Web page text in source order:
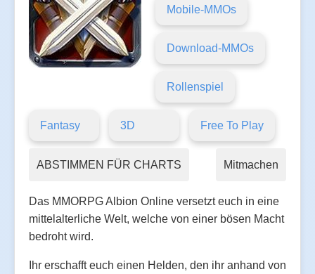
Mobile-MMOs
Download-MMOs
Rollenspiel
Fantasy 3D Free To Play
ABSTIMMEN FÜR CHARTS Mitmachen
Das MMORPG Albion Online versetzt euch in eine
mittelalterliche Welt, welche von einer bösen Macht
bedroht wird.
Ihr erschafft euch einen Helden, den ihr anhand von